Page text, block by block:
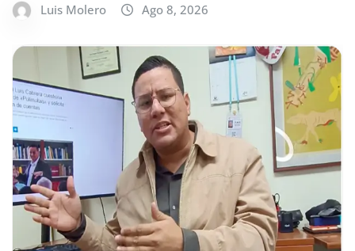
Luis Molero Ago 8, 2026